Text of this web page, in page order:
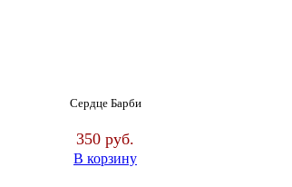
Сердце Барби
350 руб.
В корзину